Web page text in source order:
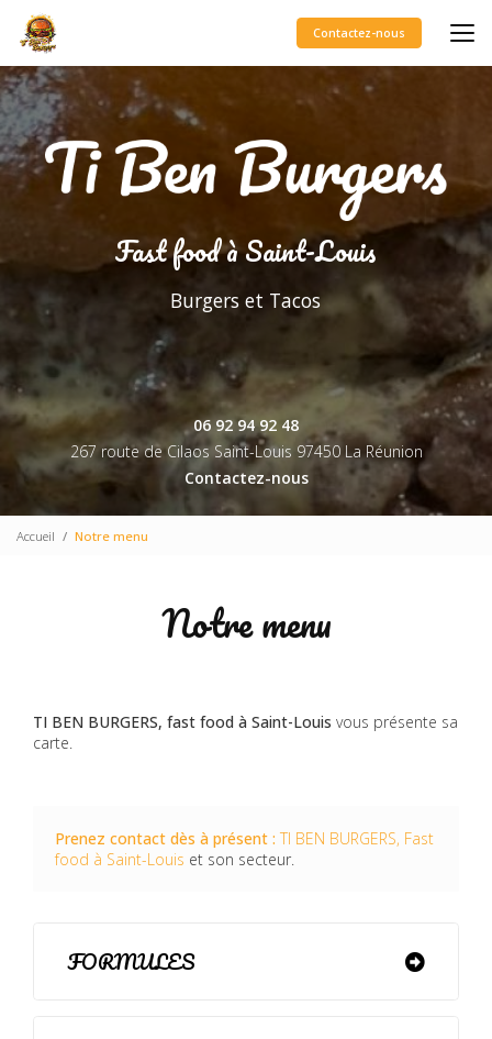
contenu
principal
Contactez-nous
Fast food à Saint-Louis
Burgers et Tacos
06 92 94 92 48
267 route de Cilaos Saint-Louis 97450 La Réunion
Contactez-nous
Accueil Notre menu
Notre menu
TI BEN BURGERS, fast food à Saint-Louis vous présente sa
carte.
Prenez contact dès à présent : TI BEN BURGERS, Fast
food à Saint-Louis et son secteur.
FORMULES